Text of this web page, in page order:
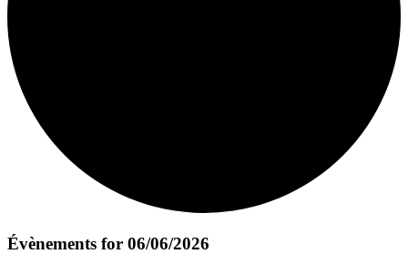
Évènements for 06/06/2026